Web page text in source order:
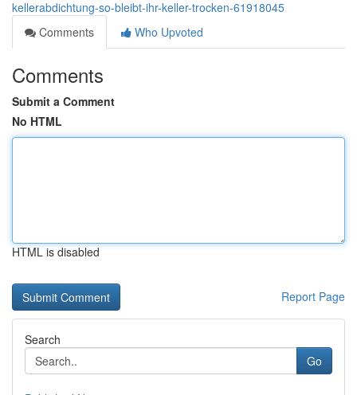
kellerabdichtung-so-bleibt-ihr-keller-trocken-61918045
Comments
Who Upvoted
Comments
Submit a Comment
No HTML
HTML is disabled
Report Page
Search
Go